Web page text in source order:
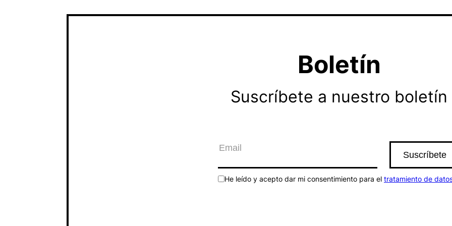
Boletín
Suscríbete a nuestro boletín
He leído y acepto dar mi consentimiento para el tratamiento de